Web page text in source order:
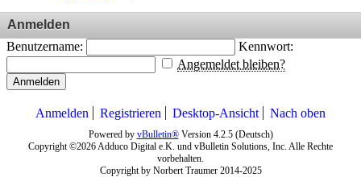
Anmelden
Benutzername:
Kennwort:
Angemeldet bleiben?
Anmelden
Anmelden Registrieren Desktop-Ansicht Nach oben
Powered by vBulletin®Version 4.2.5 (Deutsch)
Copyright ©2026 Adduco Digital e.K. und vBulletin Solutions, Inc. Alle Rechte
vorbehalten.
Copyright by Norbert Traumer 2014-2025